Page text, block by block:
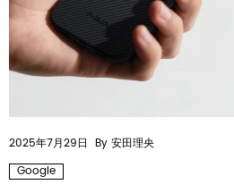
2025年7月29日 By 安田理央
Google